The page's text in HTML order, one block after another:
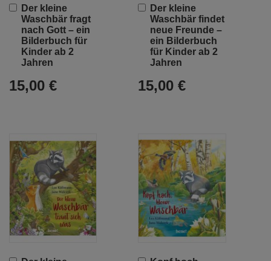
Der kleine
Waschbär fragt
nach Gott – ein
Bilderbuch für
Kinder ab 2
Jahren
15,00 €
In
den
Warenkorb
Der kleine
Waschbär findet
neue Freunde –
ein Bilderbuch
für Kinder ab 2
Jahren
15,00 €
In
den
Warenkorb